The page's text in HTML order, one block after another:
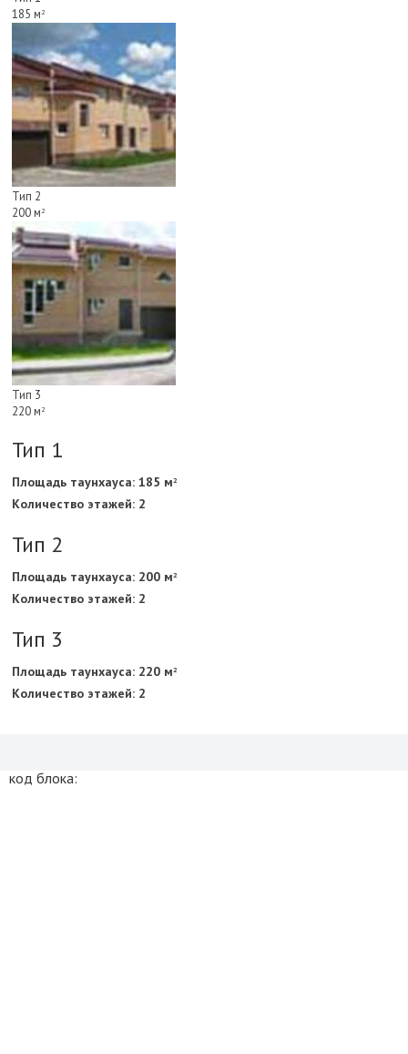
185 м 2
Тип 2
200 м 2
Тип 3
220 м 2
Тип 1
Площадь таунхауса: 185 м2
Количество этажей: 2
Тип 2
Площадь таунхауса: 200 м2
Количество этажей: 2
Тип 3
Площадь таунхауса: 220 м2
Количество этажей: 2
код блока: